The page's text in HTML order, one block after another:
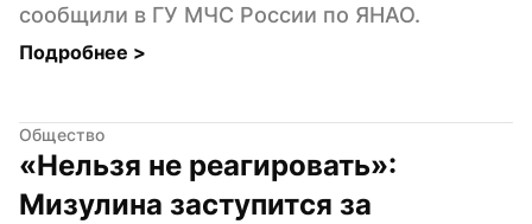
сообщили в ГУ МЧС России по ЯНАО.
Подробнее >
Общество
«Нельзя не реагировать»:
Мизулина заступится за